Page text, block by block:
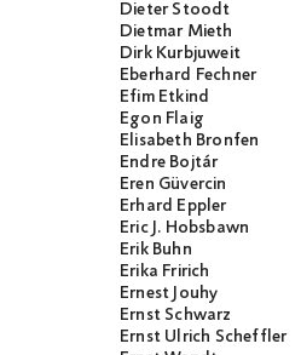
Dieter Stoodt
Dietmar Mieth
Dirk Kurbjuweit
Eberhard Fechner
Efim Etkind
Egon Flaig
Elisabeth Bronfen
Endre Bojtár
Eren Güvercin
Erhard Eppler
Eric J. Hobsbawn
Erik Buhn
Erika Fririch
Ernest Jouhy
Ernst Schwarz
Ernst Ulrich Scheffler